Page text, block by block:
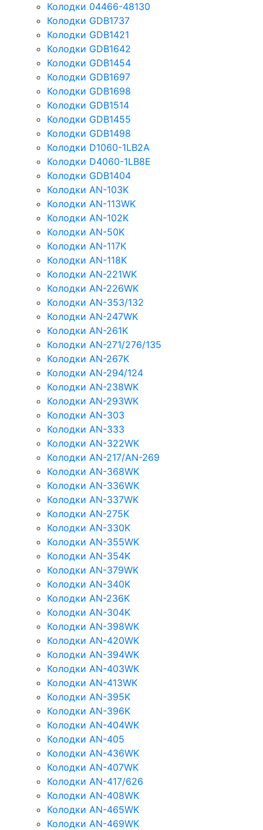
Колодки 04466-48130
Колодки GDB1737
Колодки GDB1421
Колодки GDB1642
Колодки GDB1454
Колодки GDB1697
Колодки GDB1698
Колодки GDB1514
Колодки GDB1455
Колодки GDB1498
Колодки D1060-1LB2A
Колодки D4060-1LB8E
Колодки GDB1404
Колодки AN-103K
Колодки AN-113WK
Колодки AN-102K
Колодки AN-50K
Колодки AN-117K
Колодки AN-118K
Колодки AN-221WK
Колодки AN-226WK
Колодки AN-353/132
Колодки AN-247WK
Колодки AN-261K
Колодки AN-271/276/135
Колодки AN-267K
Колодки AN-294/124
Колодки AN-238WK
Колодки AN-293WK
Колодки AN-303
Колодки AN-333
Колодки AN-322WK
Колодки AN-217/AN-269
Колодки AN-368WK
Колодки AN-336WK
Колодки AN-337WK
Колодки AN-275K
Колодки AN-330K
Колодки AN-355WK
Колодки AN-354K
Колодки AN-379WK
Колодки AN-340K
Колодки AN-236K
Колодки AN-304K
Колодки AN-398WK
Колодки AN-420WK
Колодки AN-394WK
Колодки AN-403WK
Колодки AN-413WK
Колодки AN-395K
Колодки AN-396K
Колодки AN-404WK
Колодки AN-405
Колодки AN-436WK
Колодки AN-407WK
Колодки AN-417/626
Колодки AN-408WK
Колодки AN-465WK
Колодки AN-469WK